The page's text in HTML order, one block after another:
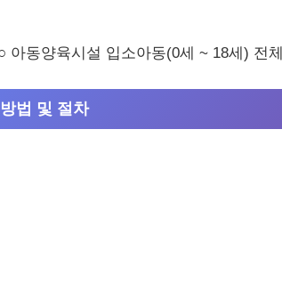
아동양육시설 입소아동(0세 ~ 18세) 전체
법 및 절차